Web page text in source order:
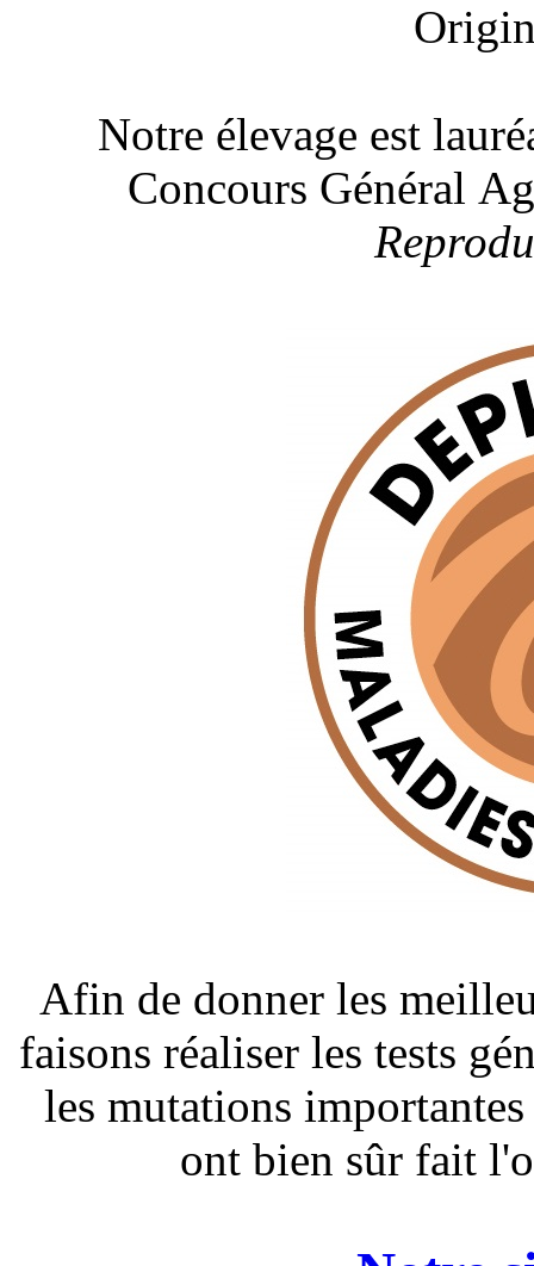
Notre élevage est
Concours Général
Afin de donner les
faisons réaliser les tests
les mutations
ont bien sûr fait